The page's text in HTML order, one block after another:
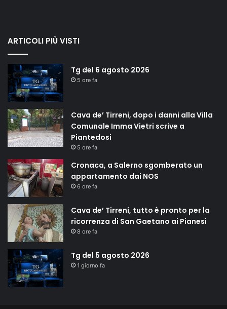
ARTICOLI PIÙ VISTI
Tg del 6 agosto 2026
5 ore fa
Cava de’ Tirreni, dopo i danni alla Villa
Comunale Imma Vietri scrive a
Piantedosi
5 ore fa
Cronaca, a Salerno sgomberato un
appartamento dai NOS
6 ore fa
Cava de’ Tirreni, tutto è pronto per la
ricorrenza di San Gaetano ai Pianesi
8 ore fa
Tg del 5 agosto 2026
1 giorno fa